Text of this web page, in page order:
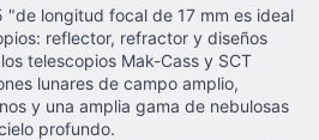
"de longitud focal de 17 mm es ideal
reflector, refractor y diseños
telescopios Mak-Cass y SCT
lunares de campo amplio,
y una amplia gama de nebulosas
profundo.